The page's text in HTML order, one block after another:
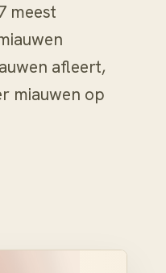
meest
afleert,
miauwen op